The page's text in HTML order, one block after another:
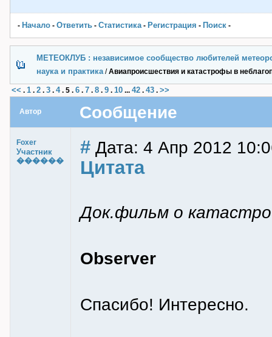
- Начало - Ответить - Статистика- Pегистрация - Поиск -
МЕТЕОКЛУБ : независимое сообщество любителей
наука и практика/Авиапроисшествия и катастрофы в
<< . 1 . 2 . 3 . 4. 5 . 6 . 7 . 8 . 9 . 10 ... 42 . 43 . >>
Автор Сообщение
Foxer
Участник
������
# Дата: 4 Апр 2012
Цитата
Док.фильм о
Observer
Спасибо! Интересно.